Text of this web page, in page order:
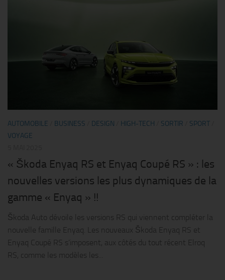
AUTOMOBILE BUSINESS DESIGN HIGH-TECH SORTIR SPORT
VOYAGE
« Škoda Enyaq RS et Enyaq Coupé RS » : les
nouvelles versions les plus dynamiques de la
gamme « Enyaq » !!
Škoda Auto dévoile les versions RS qui viennent compléter la
nouvelle famille Enyaq. Les nouveaux Škoda Enyaq RS et
Enyaq Coupé RS s’imposent, aux côtés du tout récent Elroq
RS, comme les modèles les...